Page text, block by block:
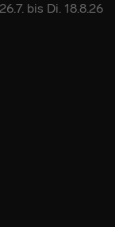
bis Di. 18.8.26